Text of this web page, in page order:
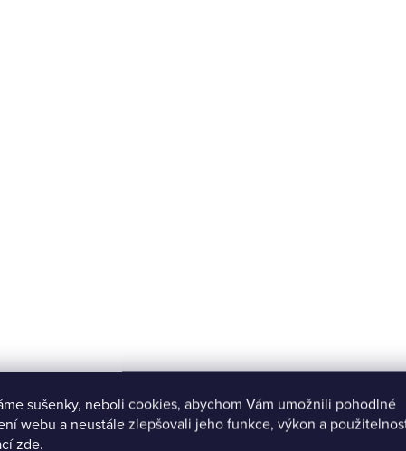
sušenky, neboli cookies, abychom Vám umožnili pohodlné
webu a neustále zlepšovali jeho funkce, výkon a
zde.